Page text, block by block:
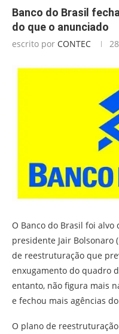
Banco do Brasil
do que o anunciado
escrito por CONTEC
O Banco do Brasil foi
presidente Jair Bolsonaro
de reestruturação que
enxugamento do quadro
entanto, não figura mais
e fechou mais agências
O plano de